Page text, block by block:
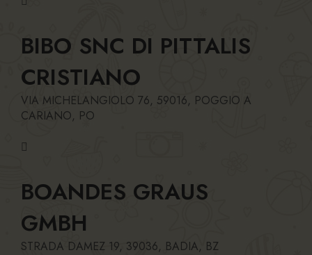
BIBO SNC DI PITTALIS
CRISTIANO
VIA MICHELANGIOLO 76, 59016, POGGIO A
CARIANO, PO
BOANDES GRAUS
GMBH
STRADA DAMEZ 19, 39036, BADIA, BZ